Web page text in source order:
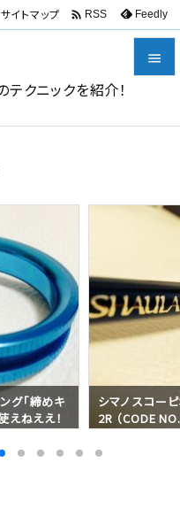
クニックを紹介！


次へ

検索
サイトマップ  RSS Feedly
グ「締めキ
えねええ！
シマノ スコー
2R （CODE